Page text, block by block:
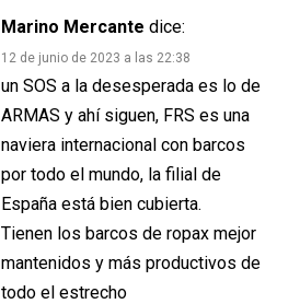
Marino Mercante dice:
12 de junio de 2023 a las 22:38
un SOS a la desesperada es lo de
ARMAS y ahí siguen, FRS es una
naviera internacional con barcos
por todo el mundo, la filial de
España está bien cubierta.
Tienen los barcos de ropax mejor
mantenidos y más productivos de
todo el estrecho